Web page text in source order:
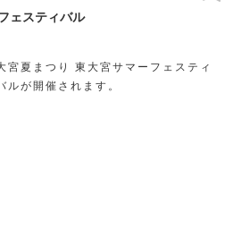
ェスティバル
宮夏まつり 東大宮サマーフェスティ
ルが開催されます。